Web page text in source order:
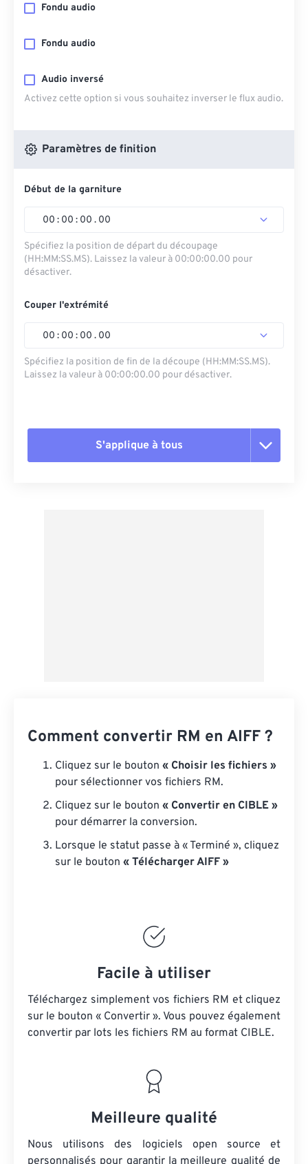
Fondu audio
Fondu audio
Audio inversé
Activez cette option si vous souhaitez inverser le flux audio.
Paramètres de finition
Début de la garniture
00 : 00 : 00 . 00
Spécifiez la position de départ du découpage
(HH:MM:SS.MS). Laissez la valeur à 00:00:00.00 pour
désactiver.
Couper l'extrémité
00 : 00 : 00 . 00
Spécifiez la position de fin de la découpe (HH:MM:SS.MS).
Laissez la valeur à 00:00:00.00 pour désactiver.
S'applique à tous
Comment convertir RM en AIFF ?
Cliquez sur le bouton « Choisir les fichiers »
pour sélectionner vos fichiers RM.
Cliquez sur le bouton « Convertir en CIBLE »
pour démarrer la conversion.
Lorsque le statut passe à « Terminé », cliquez
sur le bouton « Télécharger AIFF »
Facile à utiliser
Téléchargez simplement vos fichiers RM et cliquez
sur le bouton « Convertir ». Vous pouvez également
convertir par lots les fichiers RM au format CIBLE.
Meilleure qualité
Nous utilisons des logiciels open source et
personnalisés pour garantir la meilleure qualité de